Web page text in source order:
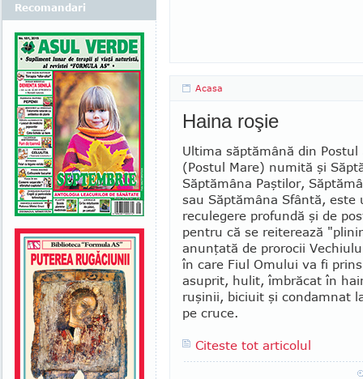
Acasa
Haina roşie
Ultima săptămână din Postul
(Postul Mare) numită şi
Săptămâna Paştilor,
sau Săptămâna Sfântă, este
reculegere profundă şi de
pen­tru că se reiterează
anunţată de prorocii
în care Fiul Omului va fi
asuprit, hulit, îmbrăcat în
ruşinii, biciuit şi condamnat
pe cruce.
Citeste tot articolul
Recomandari